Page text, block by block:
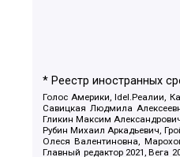
* Реестр иностранных
Голос Америки, Idel.Реалии,
Савицкая Людмила
Гликин Максим
Рубин Михаил Аркадьевич,
Олеся Валентиновна,
Главный редактор 2021,